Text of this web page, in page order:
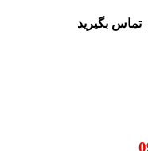
تماس بگیرید